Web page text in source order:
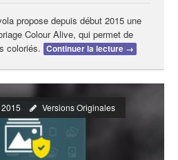
propose depuis début 2015 une
Colour Alive, qui permet de
coloriés. Continuer la lecture →
Versions Originales